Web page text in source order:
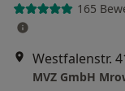
165
Westfalenstr.
MVZ GmbH